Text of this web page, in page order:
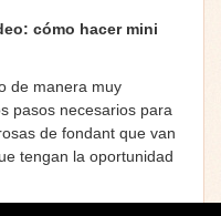
cómo hacer mini
de manera muy
pasos necesarios para
de fondant que van
tengan la oportunidad